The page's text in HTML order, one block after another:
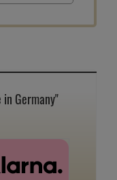
Germany"